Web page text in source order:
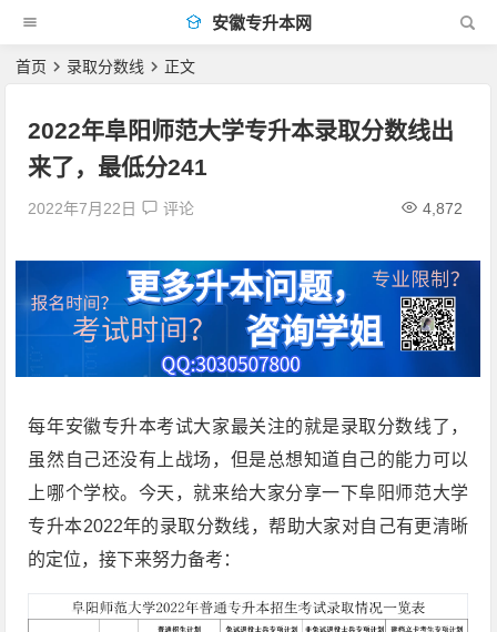
安徽专升本网
首页 录取分数线 正文
2022年阜阳师范大学专升本录取分数线出
来了，最低分241
2022年7月22日 评论 4,872
每年安徽专升本考试大家最关注的就是录取分数线了，
虽然自己还没有上战场，但是总想知道自己的能力可以
上哪个学校。今天，就来给大家分享一下阜阳师范大学
专升本2022年的录取分数线，帮助大家对自己有更清晰
的定位，接下来努力备考：